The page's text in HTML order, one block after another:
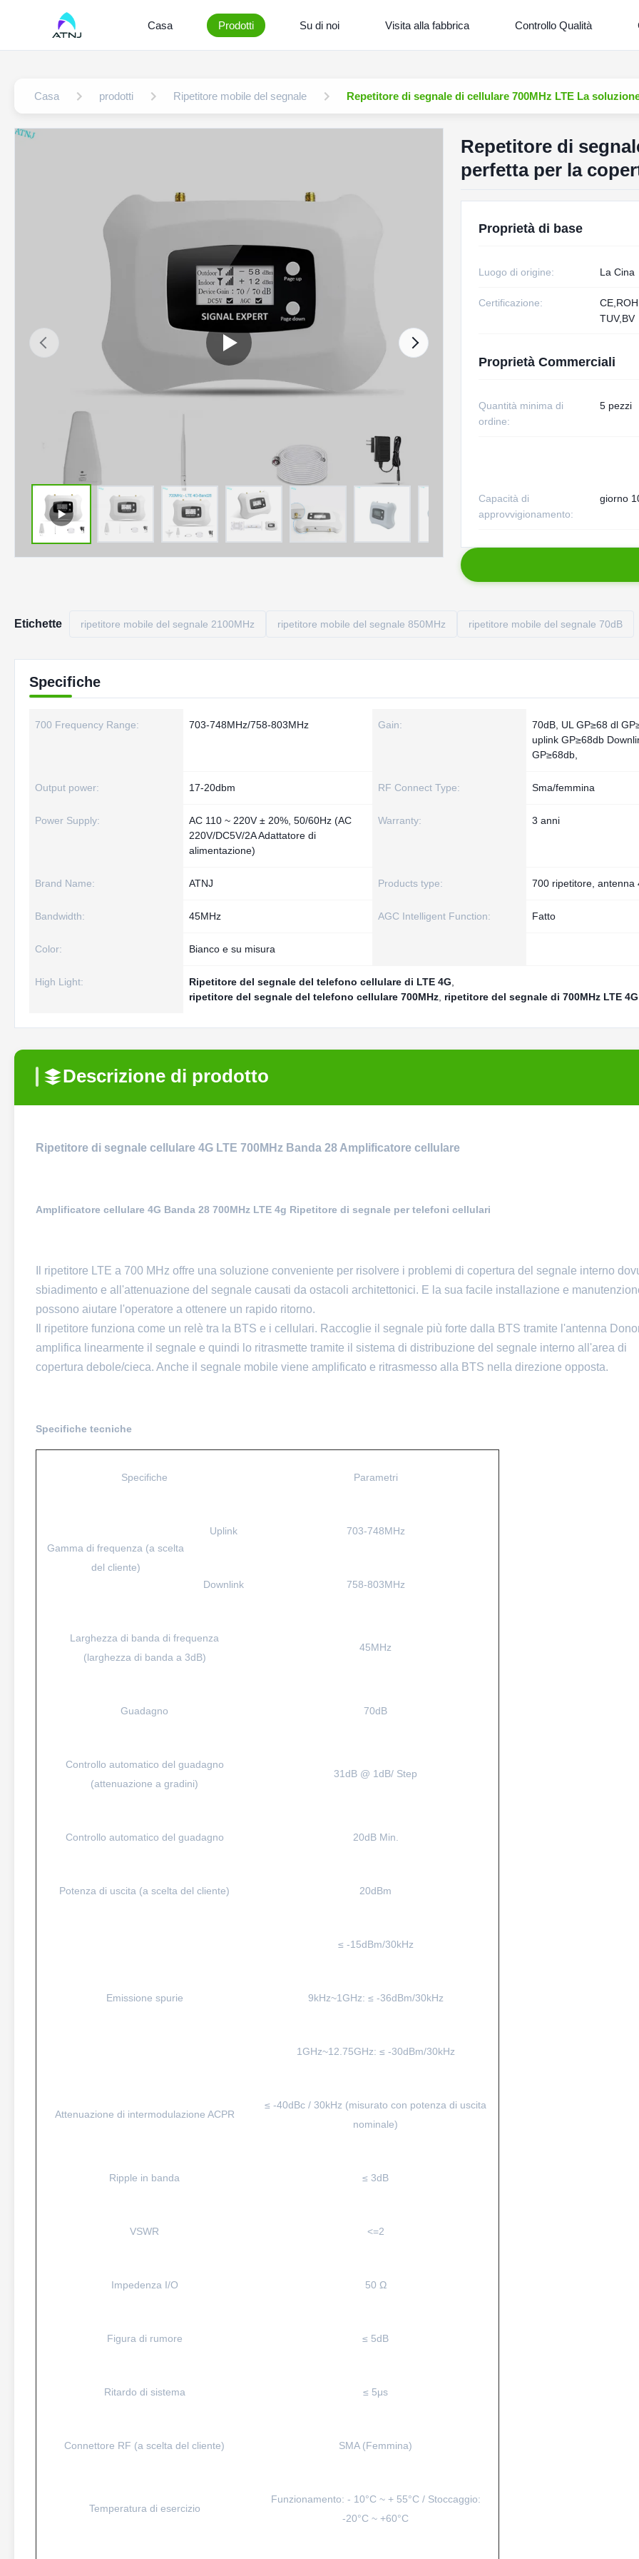
Casa Prodotti Su di noi Visita alla fabbrica Controllo Qualità
Casa prodotti Ripetitore mobile del segnale Repetitore di segnale di cellulare 700MHz LTE La
Repetitore di
perfetta per la
Proprietà di base
Luogo di origine: La Cina
Certificazione:
TUV,BV
Proprietà Commerciali
Quantità minima di
ordine:
5 pezzi
Capacità di
approvvigionamento:
giorno
Etichette ripetitore mobile del segnale 2100MHz ripetitore mobile del segnale 850MHz ripetitore mobile del segnale 70dB
Specifiche
700 Frequency Range: 703-748MHz/758-803MHz Gain:
70dB, UL GP≥68 dl
uplink GP≥68db
GP≥68db,
Output power: 17-20dbm RF Connect Type: Sma/femmina
Power Supply:
AC 110 ~ 220V ± 20%, 50/60Hz (AC
220V/DC5V/2A Adattatore di
alimentazione)
Warranty: 3 anni
Brand Name: ATNJ Products type: 700 ripetitore, antenna
Bandwidth: 45MHz AGC Intelligent Function: Fatto
Color: Bianco e su misura
High Light: Ripetitore del segnale del telefono cellulare di LTE 4G
ripetitore del segnale del telefono cellulare 700MHz ripetitore del segnale di 700MHz LTE 4G
Descrizione di prodotto
Ripetitore di segnale cellulare 4G LTE 700MHz Banda 28 Amplificatore cellulare
Amplificatore cellulare 4G Banda 28 700MHz LTE 4g Ripetitore di segnale per telefoni cellulari
Il ripetitore LTE a 700 MHz offre una soluzione conveniente per risolvere i problemi di copertura del segnale interno
sbiadimento e all'attenuazione del segnale causati da ostacoli architettonici. E la sua facile installazione e
possono aiutare l'operatore a ottenere un rapido ritorno.
Il ripetitore funziona come un relè tra la BTS e i cellulari. Raccoglie il segnale più forte dalla BTS tramite l'antenna
amplifica linearmente il segnale e quindi lo ritrasmette tramite il sistema di distribuzione del segnale interno all'area di
copertura debole/cieca. Anche il segnale mobile viene amplificato e ritrasmesso alla BTS nella direzione opposta.
Specifiche tecniche
Specifiche Parametri
Gamma di frequenza (a scelta
del cliente)
Uplink 703-748MHz
Downlink 758-803MHz
Larghezza di banda di frequenza
(larghezza di banda a 3dB)
45MHz
Guadagno 70dB
Controllo automatico del guadagno
(attenuazione a gradini)
31dB @ 1dB/ Step
Controllo automatico del guadagno 20dB Min.
Potenza di uscita (a scelta del cliente) 20dBm
Emissione spurie
≤ -15dBm/30kHz
9kHz~1GHz: ≤ -36dBm/30kHz
1GHz~12.75GHz: ≤ -30dBm/30kHz
Attenuazione di intermodulazione ACPR
≤ -40dBc / 30kHz (misurato con potenza di uscita
nominale)
Ripple in banda ≤ 3dB
VSWR <=2
Impedenza I/O 50 Ω
Figura di rumore ≤ 5dB
Ritardo di sistema ≤ 5μs
Connettore RF (a scelta del cliente) SMA (Femmina)
Temperatura di esercizio
Funzionamento: - 10°C ~ + 55°C / Stoccaggio:
-20°C ~ +60°C